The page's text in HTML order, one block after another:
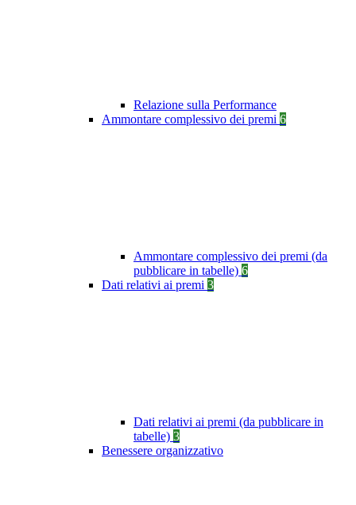
Relazione sulla Performance
Ammontare complessivo dei premi 6
Ammontare complessivo dei premi (da
pubblicare in tabelle) 6
Dati relativi ai premi 3
Dati relativi ai premi (da pubblicare in
tabelle) 3
Benessere organizzativo